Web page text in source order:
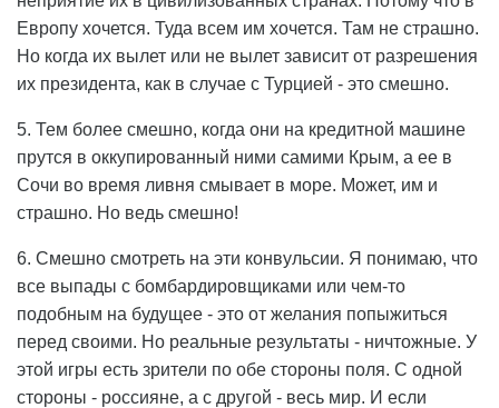
Европу хочется. Туда всем им хочется. Там не страшно.
Но когда их вылет или не вылет зависит от разрешения
их президента, как в случае с Турцией - это смешно.
5. Тем более смешно, когда они на кредитной машине
прутся в оккупированный ними самими Крым, а ее в
Сочи во время ливня смывает в море. Может, им и
страшно. Но ведь смешно!
6. Смешно смотреть на эти конвульсии. Я понимаю, что
все выпады с бомбардировщиками или чем-то
подобным на будущее - это от желания попыжиться
перед своими. Но реальные результаты - ничтожные. У
этой игры есть зрители по обе стороны поля. С одной
стороны - россияне, а с другой - весь мир. И если